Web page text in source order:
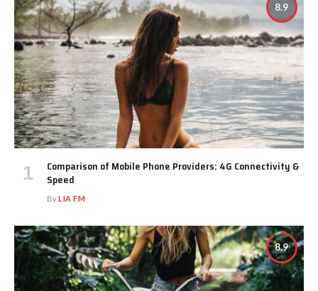
8.9
Comparison of Mobile Phone Providers: 4G Connectivity &
Speed
ByLIA FM
8.9